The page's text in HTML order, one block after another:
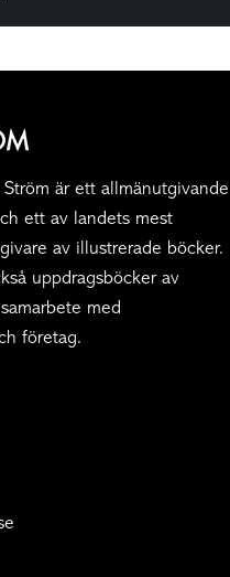
är ett allmänutgivande
ett av landets mest
av illustrerade böcker.
uppdragsböcker av
med
företag.